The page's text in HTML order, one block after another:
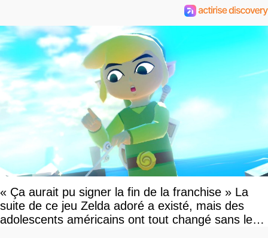
« Ça aurait pu signer la fin de la franchise » La
suite de ce jeu Zelda adoré a existé, mais des
adolescents américains ont tout changé sans le